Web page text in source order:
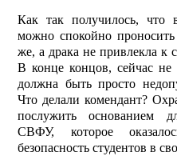
Как так получилось,
можно спокойно проносить
же, а драка не привлекла к
В конце концов, сейчас
должна быть просто
Что делали комендант?
послужить основанием
СВФУ, которое
безопасность студентов в